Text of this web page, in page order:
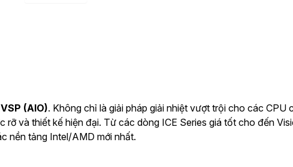
(AIO). Không chỉ là giải pháp giải nhiệt vượt trội cho các CPU
và thiết kế hiện đại. Từ các dòng ICE Series giá tốt cho đến
nền tảng Intel/AMD mới nhất.